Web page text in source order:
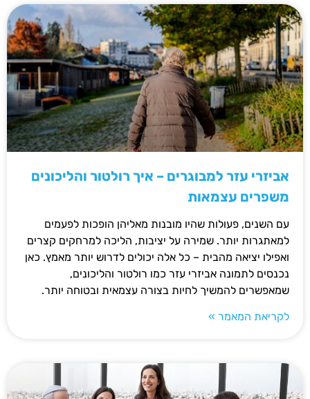
אביזרי עזר למבוגרים – איך רולטור והליכונים
משפרים עצמאות
עם השנים, פעולות שהיו מובנות מאליהן הופכות לפעמים
למאתגרות יותר. שמירה על יציבות, הליכה למרחקים קצרים
ואפילו יציאה מהבית – כל אלה יכולים לדרוש יותר מאמץ. כאן
נכנסים לתמונה אביזרי עזר כמו רולטור והליכונים,
שמאפשרים להמשיך לחיות בצורה עצמאית ובטוחה יותר.
לקריאת המאמר »